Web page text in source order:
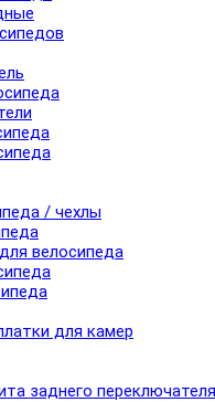
/ чехлы
велосипеда
для камер
заднего переключателя